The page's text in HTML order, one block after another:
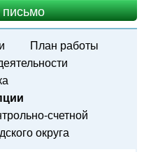
План работы
счетной
округа